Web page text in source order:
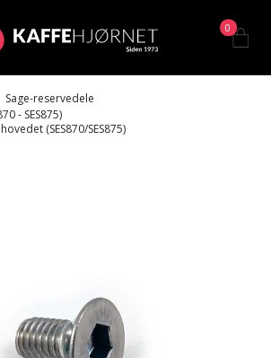
0
Sage-reservedele
- SES875)
(SES870/SES875)